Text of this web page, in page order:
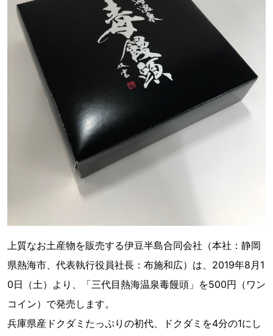
上質なお土産物を販売する伊豆半島合同会社（本社：静岡
県熱海市、代表執行役員社長：布施和広）は、2019年8月1
0日（土）より、「三代目熱海温泉毒饅頭」を500円（ワン
コイン）で発売します。
兵庫県産ドクダミたっぷりの初代、ドクダミを4分の1にし